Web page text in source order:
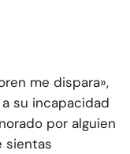
me dispara»,
su incapacidad
por alguien
sientas